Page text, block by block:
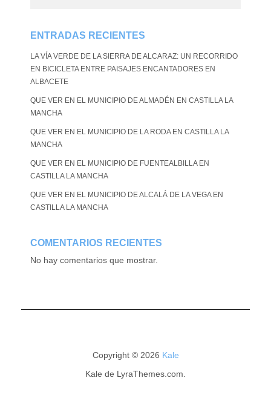
ENTRADAS RECIENTES
LA VÍA VERDE DE LA SIERRA DE ALCARAZ: UN RECORRIDO
EN BICICLETA ENTRE PAISAJES ENCANTADORES EN
ALBACETE
QUE VER EN EL MUNICIPIO DE ALMADÉN EN CASTILLA LA
MANCHA
QUE VER EN EL MUNICIPIO DE LA RODA EN CASTILLA LA
MANCHA
QUE VER EN EL MUNICIPIO DE FUENTEALBILLA EN
CASTILLA LA MANCHA
QUE VER EN EL MUNICIPIO DE ALCALÁ DE LA VEGA EN
CASTILLA LA MANCHA
COMENTARIOS RECIENTES
No hay comentarios que mostrar.
Copyright © 2026 Kale
Kale de LyraThemes.com.